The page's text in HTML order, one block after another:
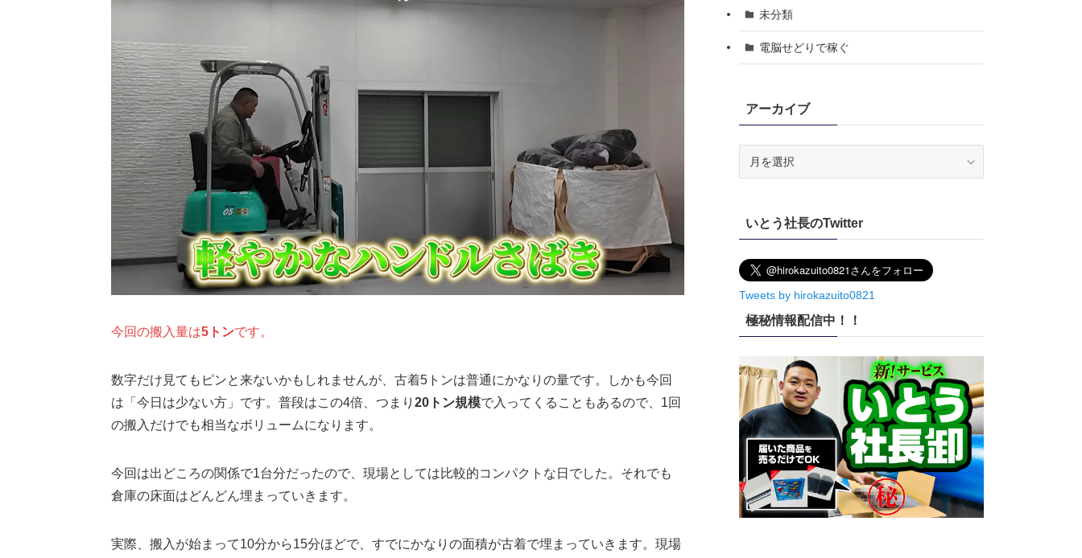
今回の搬入量は5トンです。
数字だけ見てもピンと来ないかもしれませんが、古着5トンは普通にかなりの量です。しかも今回
は「今日は少ない方」です。普段はこの4倍、つまり 20トン規模で入ってくることもあるので、1回
の搬入だけでも相当なボリュームになります。
今回は出どころの関係で1台分だったので、現場としては比較的コンパクトな日でした。それでも
倉庫の床面はどんどん埋まっていきます。
実際、搬入が始まって10分から15分ほどで、すでにかなりの面積が古着で埋まっていきます。現場
未分類
電脳せどりで稼ぐ
アーカイブ
ブいとう社長のTwitter
Tweets by hirokazuito0821
極秘情報配信中！！